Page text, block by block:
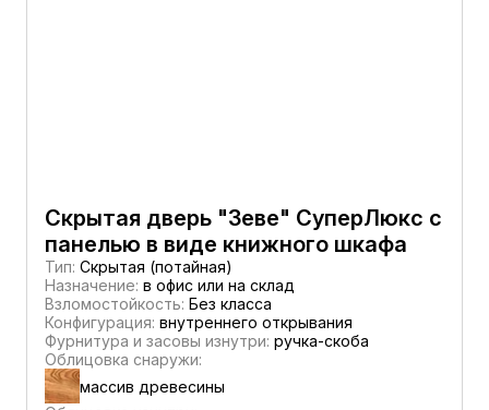
Скрытая дверь "Зеве" СуперЛюкс с
панелью в виде книжного шкафа
Тип: Скрытая (потайная)
Назначение: в офис или на склад
Взломостойкость: Без класса
Конфигурация: внутреннего открывания
Фурнитура и засовы изнутри: ручка-скоба
Облицовка снаружи:
массив древесины